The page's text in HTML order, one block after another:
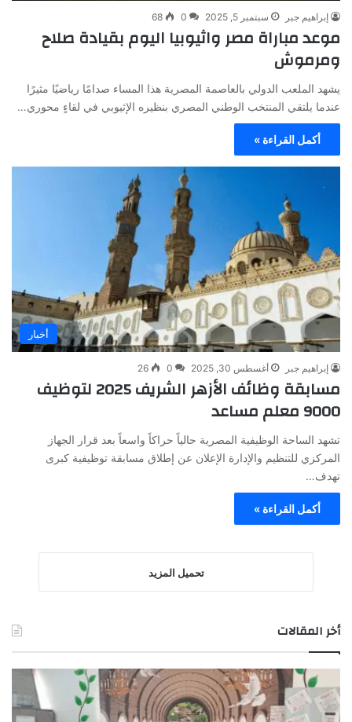
إبراهيم جبر سبتمبر 5, 2025 0
68
موعد مباراة مصر واثيوبيا اليوم بقيادة صلاح
ومرموش
يشهد الملعب الدولي بالعاصمة المصرية هذا المساء صدامًا رياضيًا مثيرًا
عندما يلتقي المنتخب الوطني المصري بنظيره الإثيوبي في لقاءٍ محوري…
أكمل القراءة »
أخبار
إبراهيم جبر أغسطس 30, 2025 0
26
مسابقة وظائف الأزهر الشريف 2025 لتوظيف
9000 معلم مساعد
تشهد الساحة الوظيفية المصرية حالياً حراكاً واسعاً بعد قرار الجهاز
المركزي للتنظيم والإدارة الإعلان عن إطلاق مسابقة توظيفية كبرى
تهدف…
أكمل القراءة »
تحميل المزيد
أخر المقالات